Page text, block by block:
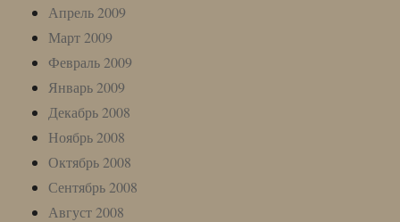
Апрель 2009
Март 2009
Февраль 2009
Январь 2009
Декабрь 2008
Ноябрь 2008
Октябрь 2008
Сентябрь 2008
Август 2008